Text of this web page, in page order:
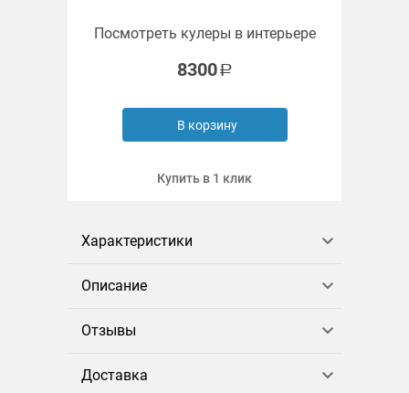
Посмотреть кулеры в интерьере
8300
В корзину
Купить в 1 клик
Характеристики
Описание
Отзывы
Доставка